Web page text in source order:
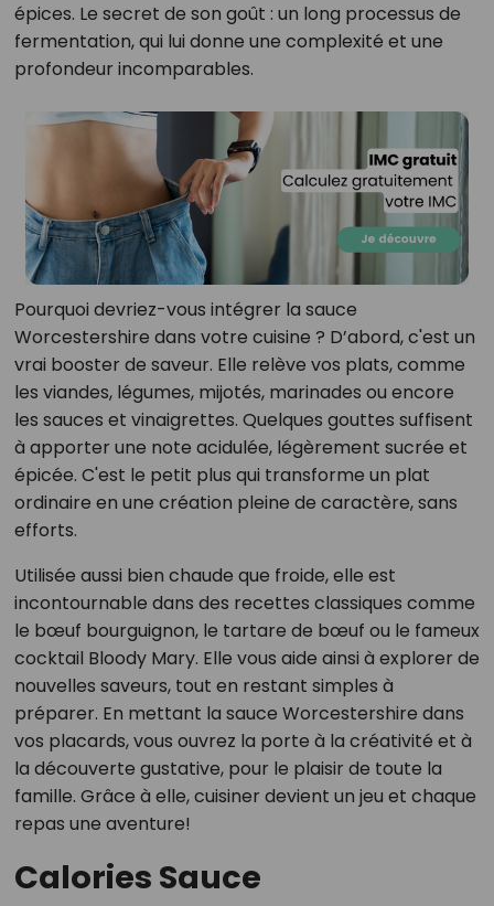
épices. Le secret de son goût : un long processus de
fermentation, qui lui donne une complexité et une
profondeur incomparables.
Pourquoi devriez-vous intégrer la sauce
Worcestershire dans votre cuisine ? D’abord, c'est un
vrai booster de saveur. Elle relève vos plats, comme
les viandes, légumes, mijotés, marinades ou encore
les sauces et vinaigrettes. Quelques gouttes suffisent
à apporter une note acidulée, légèrement sucrée et
épicée. C'est le petit plus qui transforme un plat
ordinaire en une création pleine de caractère, sans
efforts.
Utilisée aussi bien chaude que froide, elle est
incontournable dans des recettes classiques comme
le bœuf bourguignon, le tartare de bœuf ou le fameux
cocktail Bloody Mary. Elle vous aide ainsi à explorer de
nouvelles saveurs, tout en restant simples à
préparer. En mettant la sauce Worcestershire dans
vos placards, vous ouvrez la porte à la créativité et à
la découverte gustative, pour le plaisir de toute la
famille. Grâce à elle, cuisiner devient un jeu et chaque
repas une aventure!
Calories Sauce